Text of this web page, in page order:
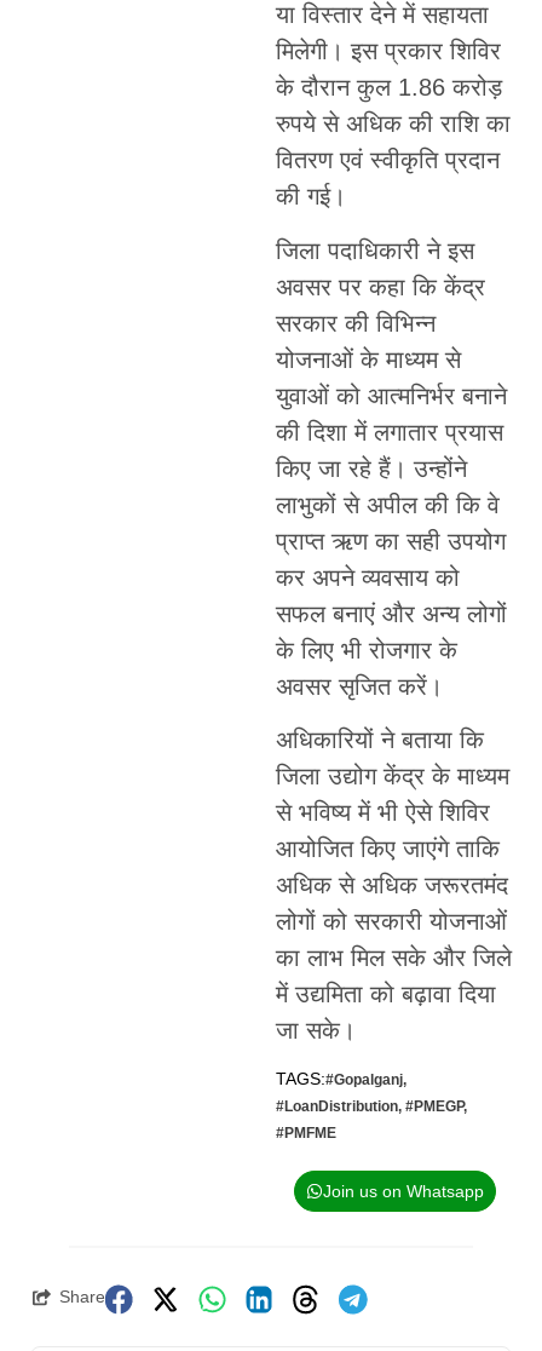
या विस्तार देने में सहायता
मिलेगी। इस प्रकार शिविर
के दौरान कुल 1.86 करोड़
रुपये से अधिक की राशि का
वितरण एवं स्वीकृति प्रदान
की गई।
जिला पदाधिकारी ने इस
अवसर पर कहा कि केंद्र
सरकार की विभिन्न
योजनाओं के माध्यम से
युवाओं को आत्मनिर्भर बनाने
की दिशा में लगातार प्रयास
किए जा रहे हैं। उन्होंने
लाभुकों से अपील की कि वे
प्राप्त ऋण का सही उपयोग
कर अपने व्यवसाय को
सफल बनाएं और अन्य लोगों
के लिए भी रोजगार के
अवसर सृजित करें।
अधिकारियों ने बताया कि
जिला उद्योग केंद्र के माध्यम
से भविष्य में भी ऐसे शिविर
आयोजित किए जाएंगे ताकि
अधिक से अधिक जरूरतमंद
लोगों को सरकारी योजनाओं
का लाभ मिल सके और जिले
में उद्यमिता को बढ़ावा दिया
जा सके।
TAGS:#Gopalganj,
#LoanDistribution, #PMEGP,
#PMFME
Join us on Whatsapp
Share